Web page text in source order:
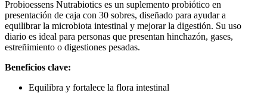
Probioessens Nutrabiotics es un suplemento probiótico en
presentación de caja con 30 sobres, diseñado para ayudar a
equilibrar la microbiota intestinal y mejorar la digestión. Su uso
diario es ideal para personas que presentan hinchazón, gases,
estreñimiento o digestiones pesadas.
Beneficios clave:
Equilibra y fortalece la flora intestinal